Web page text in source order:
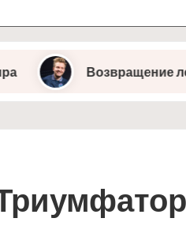
Возвращение легенды: